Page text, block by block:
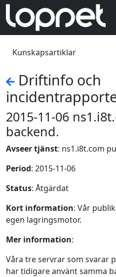
Kunskapsartiklar
Driftinfo och
2015-11-06
backend.
Avseer tjänst: ns1.i8t.com
Period: 2015-11-06
Status: Åtgärdat
Kort information: Vår
egen lagringsmotor.
Mer information:
Våra tre servrar som svarar
har tidigare använt samma